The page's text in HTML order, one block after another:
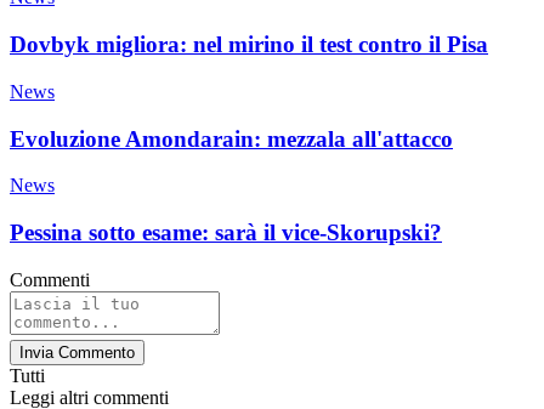
Dovbyk migliora: nel mirino il test contro il Pisa
News
Evoluzione Amondarain: mezzala all'attacco
News
Pessina sotto esame: sarà il vice-Skorupski?
Commenti
Invia Commento
Tutti
Leggi altri commenti